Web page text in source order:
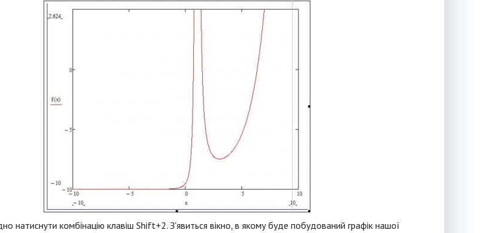
натиснути комбінацію клавіш Shift+2. З'явиться вікно, в якому буде побудований графік нашої